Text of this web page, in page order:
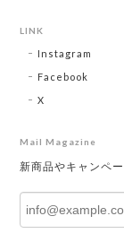
LINK
Instagram
Facebook
X
Mail Magazine
新商品やキャンペ